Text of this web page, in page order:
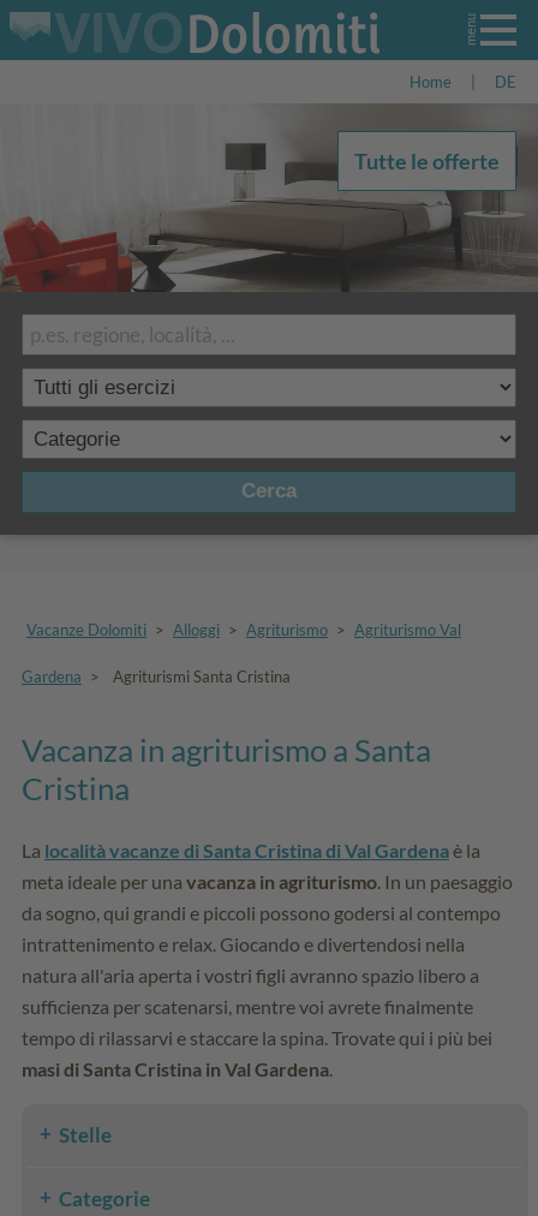
Home DE
Cerca
Tutte le offerte
Vacanze Dolomiti > Alloggi > Agriturismo > Agriturismo Val
Gardena > Agriturismi Santa Cristina
Vacanza in agriturismo a Santa
Cristina
La località vacanze di Santa Cristina di Val Gardenaè la
meta ideale per una vacanza in agriturismo . In un paesaggio
da sogno, qui grandi e piccoli possono godersi al contempo
intrattenimento e relax. Giocando e divertendosi nella
natura all'aria aperta i vostri figli avranno spazio libero a
sufficienza per scatenarsi, mentre voi avrete finalmente
tempo di rilassarvi e staccare la spina. Trovate qui i più bei
masi di Santa Cristina in Val Gardena
Stelle
Categorie